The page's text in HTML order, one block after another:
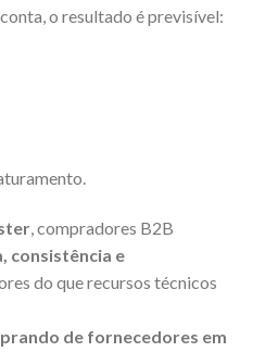
o resultado é previsível:
, compradores B2B
consistência e
do que recursos técnicos
de fornecedores em